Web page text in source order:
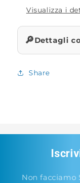
Visualizza i
🔎Dettagli
Share
Non facciamo